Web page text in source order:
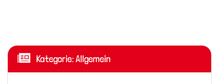
Kategorie: Allgemein